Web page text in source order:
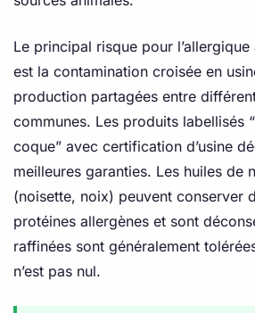
Le principal risque pour
est la contamination croisée en
production partagées entre
communes. Les produits labellisés
coque” avec certification d’usine
meilleures garanties. Les huiles de
(noisette, noix) peuvent conserver
protéines allergènes et sont
raffinées sont généralement
n’est pas nul.